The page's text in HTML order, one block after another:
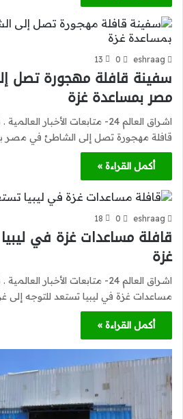
eshraag
0
13
سفينة قافلة مهجورة تصل
مصر بمساعدة غزة
اشراق العالم 24- متابعات الأخبار
قافلة مهجورة تصل إلى الشاطئ في مصر
أكمل القراءة »
eshraag
0
18
قافلة مساعدات غزة في
غزة
اشراق العالم 24- متابعات الأخبار
مساعدات غزة في ليبيا تستعد للتوجه إلى
أكمل القراءة »